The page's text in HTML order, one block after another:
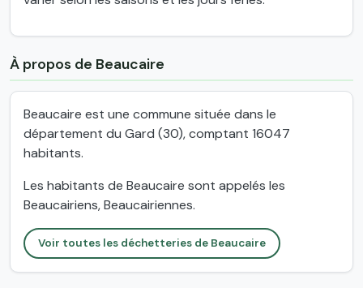
À propos de Beaucaire
Beaucaire est une commune située dans le
département du Gard (30), comptant 16047
habitants.
Les habitants de Beaucaire sont appelés les
Beaucairiens, Beaucairiennes.
Voir toutes les déchetteries de Beaucaire